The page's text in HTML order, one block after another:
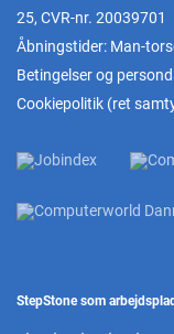
25, CVR-nr. 20039701
Åbningstider: Man-
Betingelser og
Cookiepolitik (ret
StepStone som